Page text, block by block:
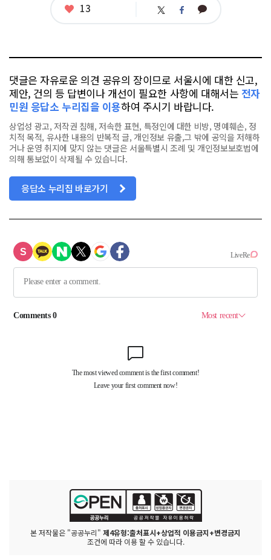
좋
13 트 페 카
댓글은 자유로운 의견 공유의 장이므로 서울시에 대한 신고,
제안, 건의 등 답변이나 개선이 필요한 사항에 대해서는 전자
민원 응답소 누리집을 이용하여 주시기 바랍니다.
상업성 광고, 저작권 침해, 저속한 표현, 특정인에 대한 비방, 명예훼손, 정
치적 목적, 유사한 내용의 반복적 글, 개인정보 유출,그 밖에 공익을 저해하
거나 운영 취지에 맞지 않는 댓글은 서울특별시 조례 및 개인정보보호법에
의해 통보없이 삭제될 수 있습니다.
응답소 누리집 바로가기
본 저작물은 "공공누리" 제4유형:출처표시+상업적 이용금지+변경금지
조건에 따라 이용 할 수 있습니다.